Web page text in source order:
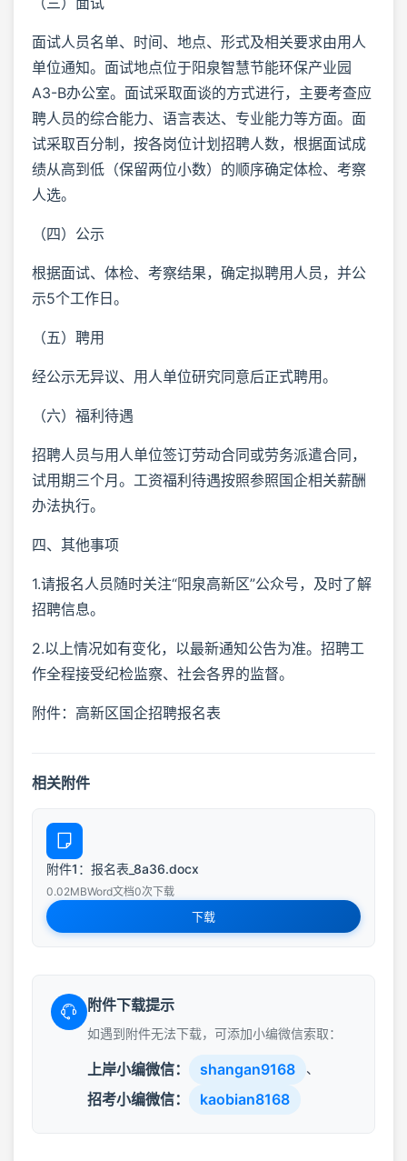
面试人员名单、时间、地点、形式及相关要求由用人
单位通知。面试地点位于阳泉智慧节能环保产业园
A3-B办公室。面试采取面谈的方式进行，主要考查应
聘人员的综合能力、语言表达、专业能力等方面。面
试采取百分制，按各岗位计划招聘人数，根据面试成
绩从高到低（保留两位小数）的顺序确定体检、考察
人选。
（四）公示
根据面试、体检、考察结果，确定拟聘用人员，并公
示5个工作日。
（五）聘用
经公示无异议、用人单位研究同意后正式聘用。
（六）福利待遇
招聘人员与用人单位签订劳动合同或劳务派遣合同，
试用期三个月。工资福利待遇按照参照国企相关薪酬
办法执行。
四、其他事项
1.请报名人员随时关注“阳泉高新区”公众号，及时了解
招聘信息。
2.以上情况如有变化，以最新通知公告为准。招聘工
作全程接受纪检监察、社会各界的监督。
附件：高新区国企招聘报名表
相关附件
附件1：报名表_8a36.docx
0.02MBWord文档0次下载
下载
附件下载提示
如遇到附件无法下载，可添加小编微信索取：
上岸小编微信： shangan9168 、
招考小编微信： kaobian8168